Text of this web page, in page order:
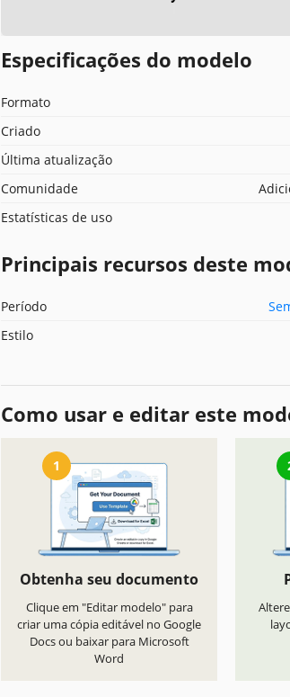
Especificações do modelo
Formato
Criado
Última atualização
Comunidade
Estatísticas de uso
Principais recursos deste
Período
Estilo
Como usar e editar este
1
Obtenha seu documento
Clique em "Editar modelo" para
criar uma cópia editável no Google
Docs ou baixar para Microsoft
Word